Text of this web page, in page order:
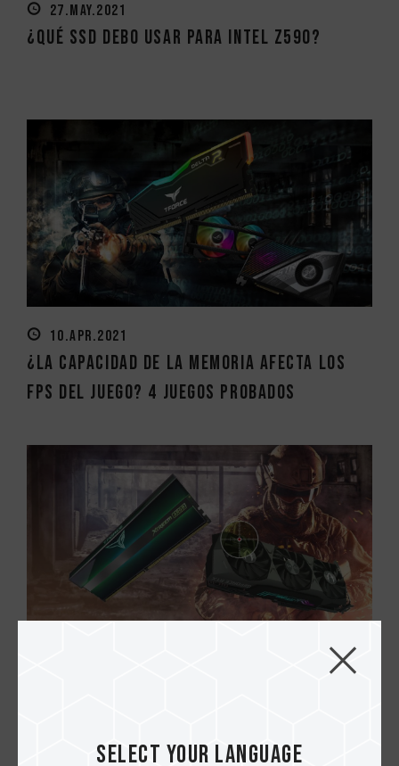
27.MAY.2021
¿Qué SSD debo usar para Intel Z590?
10.APR.2021
¿La capacidad de la memoria afecta los
FPS del juego? 4 juegos probados
Select your language